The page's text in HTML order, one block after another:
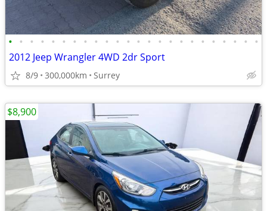
• • • • • • • • • • • • • • • • • • • • • • • •
2012 Jeep Wrangler 4WD 2dr Sport
8/9 300,000km Surrey
$8,900